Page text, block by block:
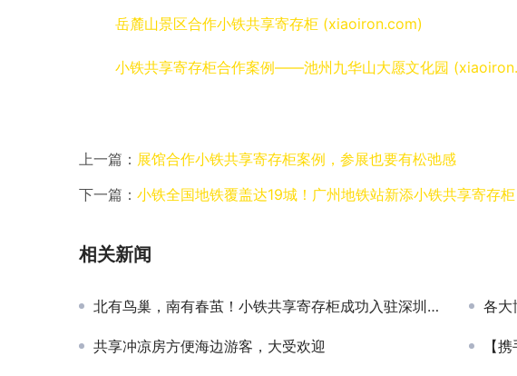
岳麓山景区合作小铁共享寄存柜 (xiaoiron.com)
小铁共享寄存柜合作案例——池州九华山大愿文化园
上一篇： 展馆合作小铁共享寄存柜案例，参展也要有松弛感
下一篇： 小铁全国地铁覆盖达19城！广州地铁站新添小铁共享寄存柜
相关新闻
北有鸟巢，南有春茧！小铁共享寄存柜成功入驻深圳湾体育中心 各大
共享冲凉房方便海边游客，大受欢迎 【